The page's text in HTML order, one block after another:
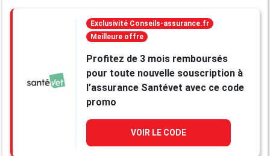
Exclusivité Conseils-assurance.fr
Meilleure offre
Profitez de 3 mois remboursés
pour toute nouvelle souscription à
l’assurance Santévet avec ce code
promo
VOIR LE CODE